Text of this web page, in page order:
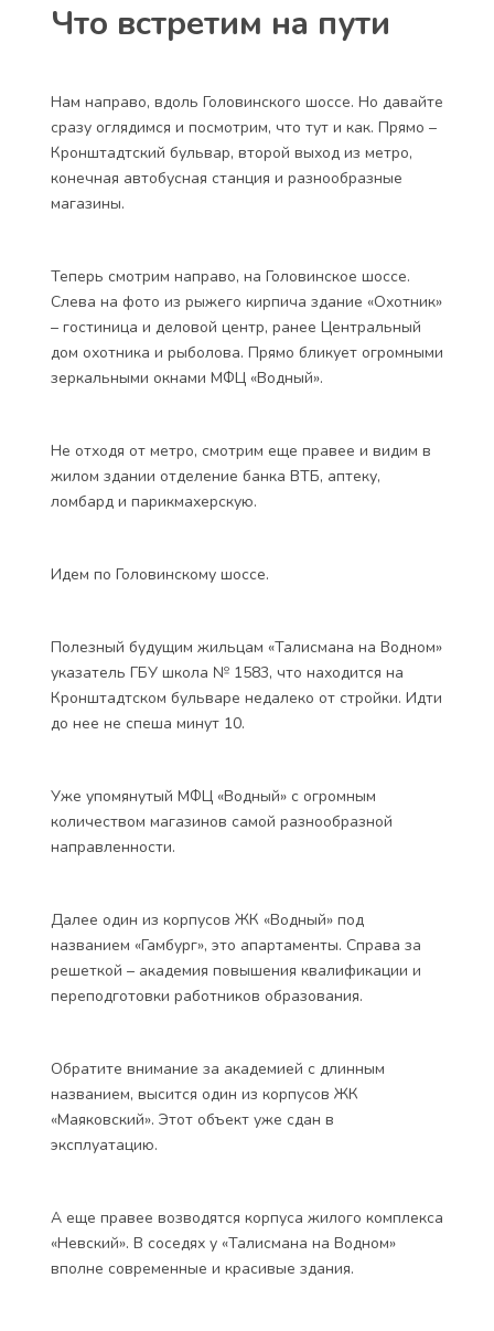
Что встретим на пути
Нам направо, вдоль Головинского шоссе. Но давайте
сразу оглядимся и посмотрим, что тут и как. Прямо –
Кронштадтский бульвар, второй выход из метро,
конечная автобусная станция и разнообразные
магазины.
Теперь смотрим направо, на Головинское шоссе.
Слева на фото из рыжего кирпича здание «Охотник»
– гостиница и деловой центр, ранее Центральный
дом охотника и рыболова. Прямо бликует огромными
зеркальными окнами МФЦ «Водный».
Не отходя от метро, смотрим еще правее и видим в
жилом здании отделение банка ВТБ, аптеку,
ломбард и парикмахерскую.
Идем по Головинскому шоссе.
Полезный будущим жильцам «Талисмана на Водном»
указатель ГБУ школа № 1583, что находится на
Кронштадтском бульваре недалеко от стройки. Идти
до нее не спеша минут 10.
Уже упомянутый МФЦ «Водный» с огромным
количеством магазинов самой разнообразной
направленности.
Далее один из корпусов ЖК «Водный» под
названием «Гамбург», это апартаменты. Справа за
решеткой – академия повышения квалификации и
переподготовки работников образования.
Обратите внимание за академией с длинным
названием, высится один из корпусов ЖК
«Маяковский». Этот объект уже сдан в
эксплуатацию.
А еще правее возводятся корпуса жилого комплекса
«Невский». В соседях у «Талисмана на Водном»
вполне современные и красивые здания.